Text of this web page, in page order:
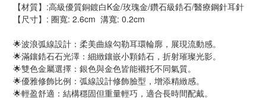
【材質】:高級優質銅鍍白K金/玫瑰金/鑽石級鋯石/醫療鋼針耳針
【尺寸】: 圈寬: 2.6cm  溝寬: 0.2cm
🌟波浪弧線設計：柔美曲線勾勒耳環輪廓，展現流動感。
🌟滿鑲鋯石石光澤：細緻鑲嵌小顆鋯石，折射璀璨光影。
🌟雙色金屬選擇：銀色與金色皆能襯托不同氣質。
🌟優雅修飾比例：弧線設計修飾臉型，增添精緻感。
🌟輕盈舒適：結構穩固但重量輕巧，適合長時間配戴。